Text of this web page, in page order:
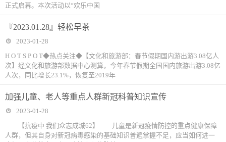
正式启幕。本次活动以“欢乐中国
『2023.01.28』轻松早茶
2023-01-28
H O T S P O T◆热点关注◆【文化和旅游部：春节假期国内游出游3.08亿人
次】经文化和旅游部数据中心测算，今年春节假期全国国内旅游出游3.08亿
人次，同比增长23.1%，恢复至2019年
加强儿童、老人等重点人群新冠科普知识宣传
2023-01-28
【抗疫中 我们众志成城62】 儿童是新冠疫情防控的重点健康保障
人群，但其自身对新冠病毒感染的基础知识普遍掌握不足，应当如何进一